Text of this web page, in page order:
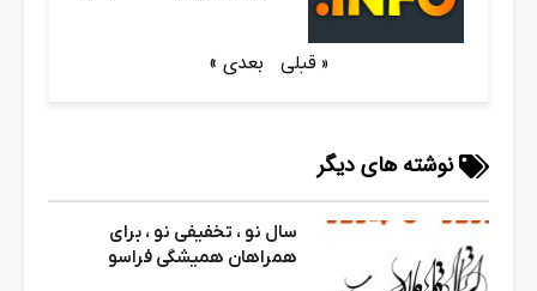
« قبلی بعدی »
نوشته های دیگر
سال نو ، تخفیفی نو ، برای
همراهان همیشگی فراسو